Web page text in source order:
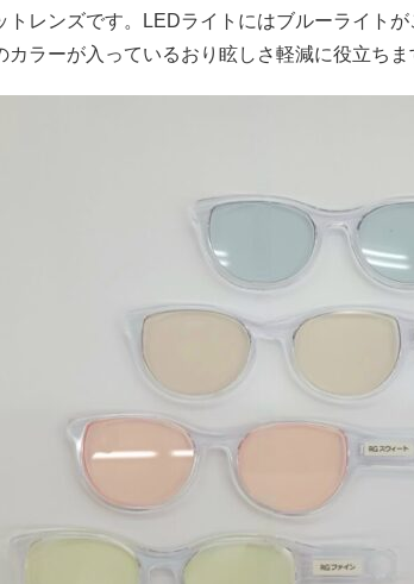
トレンズです。LEDライトにはブルーライト
カラーが入っているおり眩しさ軽減に役立ちま